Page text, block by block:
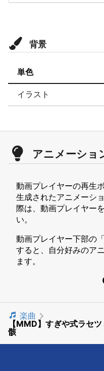
背景
単色
イラスト
アニメーショ
動画プレイヤーの再生
生成されたアニメーシ
際は、動画プレイヤー
い。
動画プレイヤー下部の
すると、自分好みのア
ます。
楽曲
【MMD】すぎや式ラセ
骸